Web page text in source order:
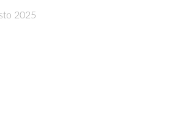
2025